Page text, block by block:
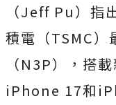
（Jeff Pu）指
積電（TSMC）
（N3P），搭
iPhone 17和